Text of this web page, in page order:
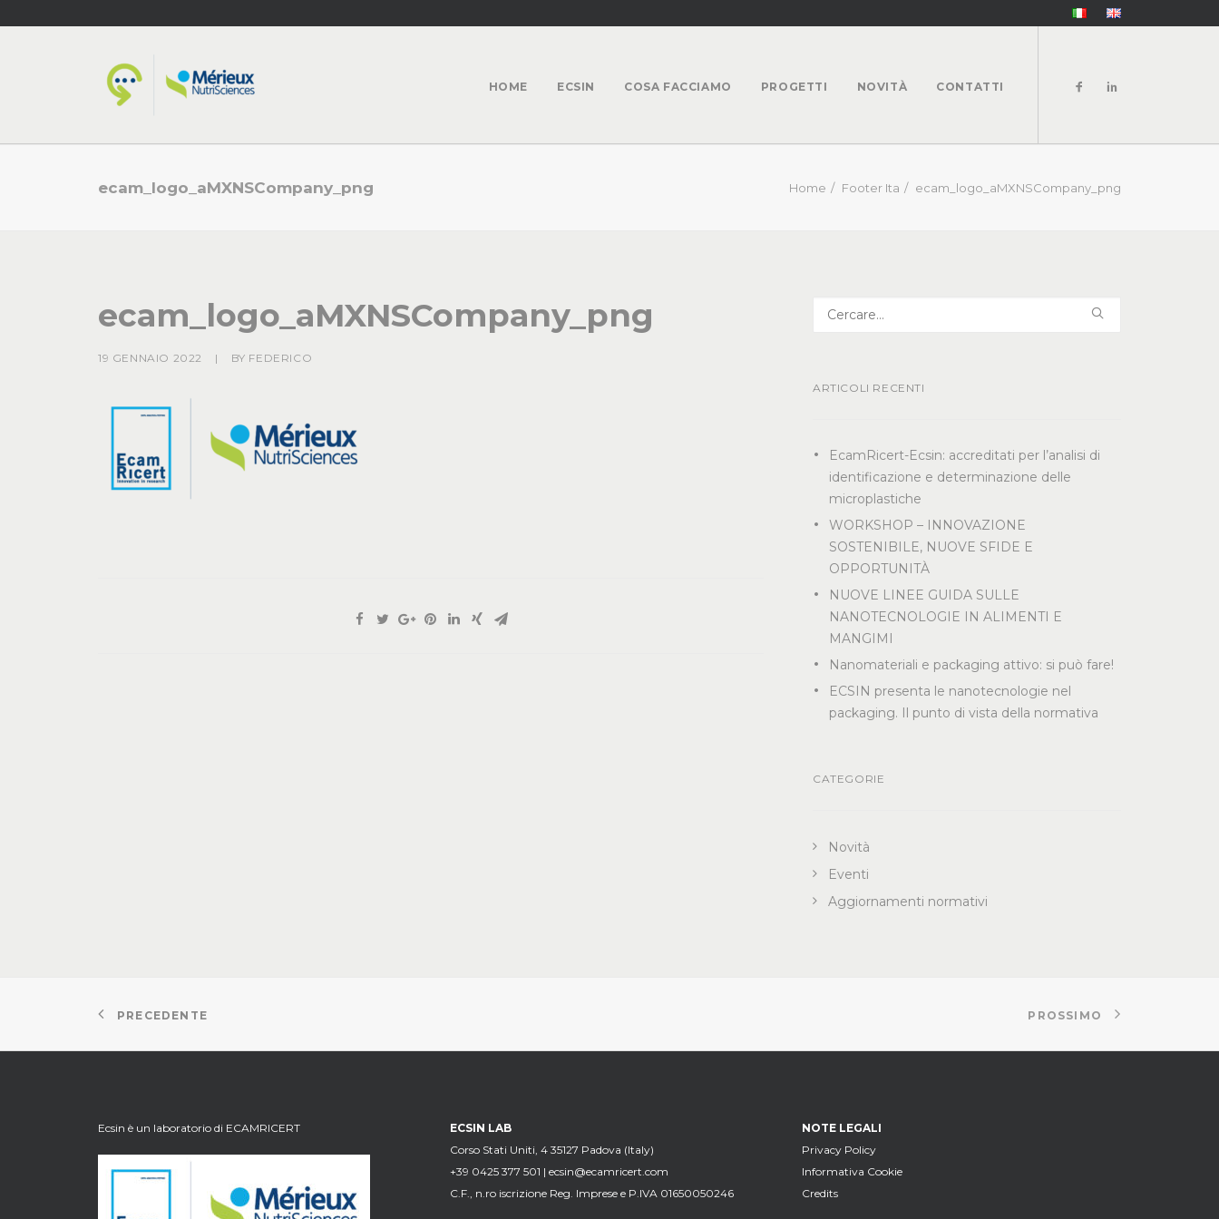
HOME ECSIN COSA FACCIAMO PROGETTI NOVITÀ CONTATTI
ecam_logo_aMXNSCompany_png Home Footer Ita ecam_logo_aMXNSCompany_png
ecam_logo_aMXNSCompany_png
19 GENNAIO 2022 | BY FEDERICO
ARTICOLI RECENTI
EcamRicert-Ecsin: accreditati per l’analisi di
identificazione e determinazione delle
microplastiche
WORKSHOP – INNOVAZIONE
SOSTENIBILE, NUOVE SFIDE E
OPPORTUNITÀ
NUOVE LINEE GUIDA SULLE
NANOTECNOLOGIE IN ALIMENTI E
MANGIMI
Nanomateriali e packaging attivo: si può fare!
ECSIN presenta le nanotecnologie nel
packaging. Il punto di vista della normativa
CATEGORIE
Novità
Eventi
Aggiornamenti normativi
PRECEDENTE PROSSIMO
Ecsin è un laboratorio di ECAMRICERT
ECSIN LAB
Corso Stati Uniti, 4 35127 Padova (Italy)
+39 0425 377 501 | ecsin@ecamricert.com
C.F., n.ro iscrizione Reg. Imprese e P.IVA 01650050246
NOTE LEGALI
Privacy Policy
Informativa Cookie
Credits